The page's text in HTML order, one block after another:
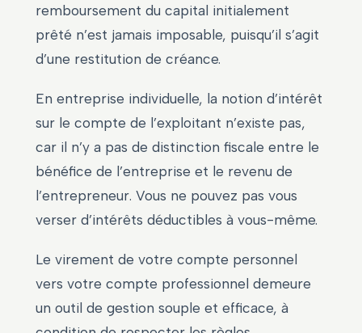
remboursement du capital initialement
prêté n’est jamais imposable, puisqu’il s’agit
d’une restitution de créance.
En entreprise individuelle, la notion d’intérêt
sur le compte de l’exploitant n’existe pas,
car il n’y a pas de distinction fiscale entre le
bénéfice de l’entreprise et le revenu de
l’entrepreneur. Vous ne pouvez pas vous
verser d’intérêts déductibles à vous-même.
Le virement de votre compte personnel
vers votre compte professionnel demeure
un outil de gestion souple et efficace, à